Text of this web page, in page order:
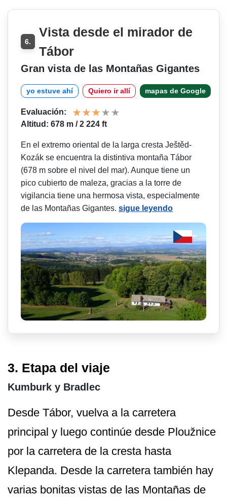
6.
Vista desde el mirador de
Tábor
Gran vista de las Montañas Gigantes
yo estuve ahí Quiero ir allí mapas de Google
Evaluación:
Altitud: 678 m / 2 224 ft
En el extremo oriental de la larga cresta Ještěd-
Kozák se encuentra la distintiva montaña Tábor
(678 m sobre el nivel del mar). Aunque tiene un
pico cubierto de maleza, gracias a la torre de
vigilancia tiene una hermosa vista, especialmente
de las Montañas Gigantes. sigue leyendo
3. Etapa del viaje
Kumburk y Bradlec
Desde Tábor, vuelva a la carretera
principal y luego continúe desde Ploužnice
por la carretera de la cresta hasta
Klepanda. Desde la carretera también hay
varias bonitas vistas de las Montañas de